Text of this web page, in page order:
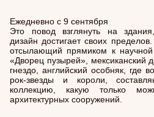
Ежедневно с 9 сентября
Это повод взглянуть на
дизайн достигает своих
отсылающий прямиком к научной
«Дворец пузырей»,
гнездо, английский особняк, где
рок-звезды и короли,
коллекцию, какую только
архитектурных сооружений.